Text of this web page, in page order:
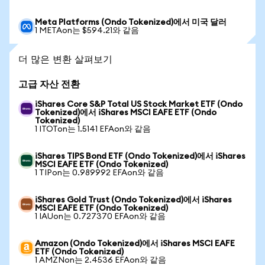
Meta Platforms (Ondo Tokenized)에서 미국 달러
1 METAon는 $594.21와 같음
더 많은 변환 살펴보기
고급 자산 전환
iShares Core S&P Total US Stock Market ETF (Ondo
Tokenized)에서 iShares MSCI EAFE ETF (Ondo
Tokenized)
1 ITOTon는 1.5141 EFAon와 같음
iShares TIPS Bond ETF (Ondo Tokenized)에서 iShares
MSCI EAFE ETF (Ondo Tokenized)
1 TIPon는 0.989992 EFAon와 같음
iShares Gold Trust (Ondo Tokenized)에서 iShares
MSCI EAFE ETF (Ondo Tokenized)
1 IAUon는 0.727370 EFAon와 같음
Amazon (Ondo Tokenized)에서 iShares MSCI EAFE
ETF (Ondo Tokenized)
1 AMZNon는 2.4536 EFAon와 같음